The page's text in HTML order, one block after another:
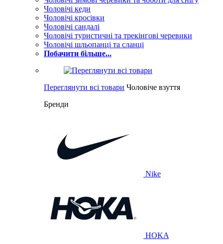
Чоловічі кеди
Чоловічі кросівки
Чоловічі сандалі
Чоловічі туристичні та трекінгові черевики
Чоловічі шльопанці та сланці
Побачити більше...
Переглянути всі товари Чоловіче взуття
Бренди
Nike
HOKA